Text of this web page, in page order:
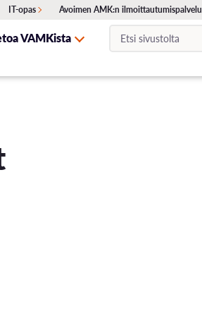
IT-opas Avoimen AMK:n ilmoittautumispalvelu
VAMKista